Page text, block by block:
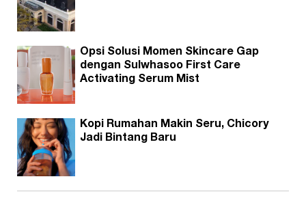
Opsi Solusi Momen Skincare Gap
dengan Sulwhasoo First Care
Activating Serum Mist
Kopi Rumahan Makin Seru, Chicory
Jadi Bintang Baru